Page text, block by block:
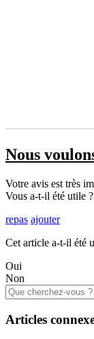
Nous
Votre avis est très
Vous a-t-il été utile
repas ajouter
Cet article a-t-il été
Oui
Non
Articles